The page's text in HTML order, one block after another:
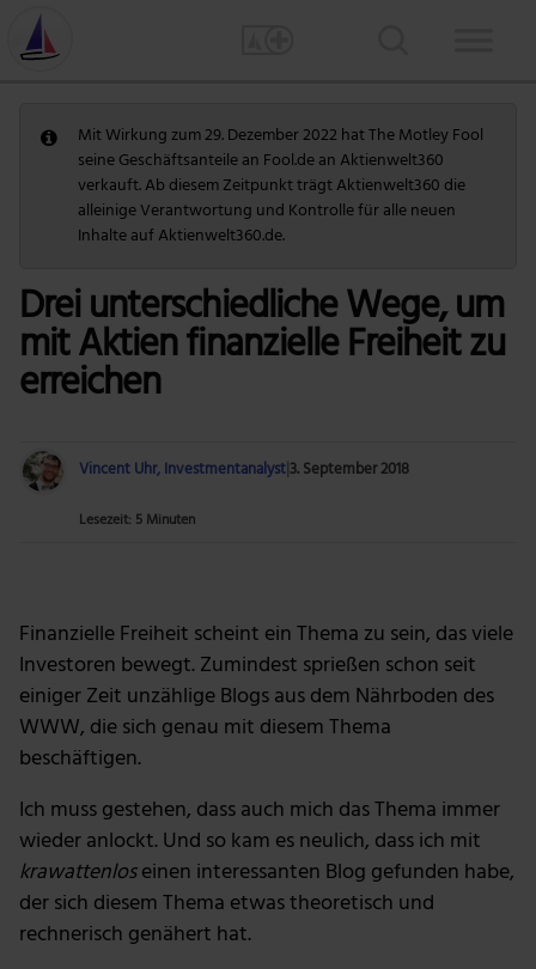
Mit Wirkung zum 29. Dezember 2022 hat The Motley Fool
seine Geschäftsanteile an Fool.de an Aktienwelt360
verkauft. Ab diesem Zeitpunkt trägt Aktienwelt360 die
alleinige Verantwortung und Kontrolle für alle neuen
Inhalte auf Aktienwelt360.de.
Drei unterschiedliche Wege, um
mit Aktien finanzielle Freiheit zu
erreichen
Vincent Uhr, Investmentanalyst3. September 2018
Lesezeit: 5 Minuten
Finanzielle Freiheit scheint ein Thema zu sein, das viele
Investoren bewegt. Zumindest sprießen schon seit
einiger Zeit unzählige Blogs aus dem Nährboden des
WWW, die sich genau mit diesem Thema
beschäftigen.
Ich muss gestehen, dass auch mich das Thema immer
wieder anlockt. Und so kam es neulich, dass ich mit
krawattenloseinen interessanten Blog gefunden habe,
der sich diesem Thema etwas theoretisch und
rechnerisch genähert hat.